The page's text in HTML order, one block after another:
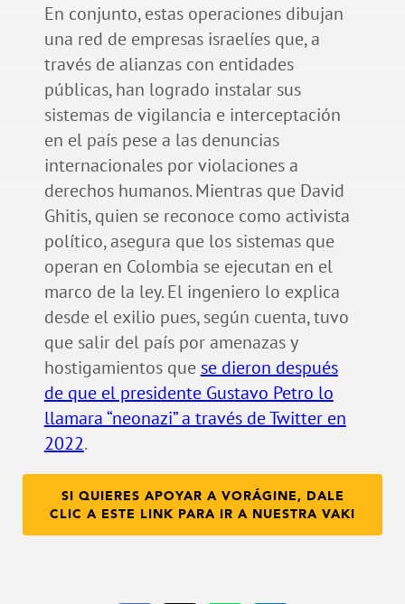
En conjunto, estas operaciones dibujan
una red de empresas israelíes que, a
través de alianzas con entidades
públicas, han logrado instalar sus
sistemas de vigilancia e interceptación
en el país pese a las denuncias
internacionales por violaciones a
derechos humanos. Mientras que David
Ghitis, quien se reconoce como activista
político, asegura que los sistemas que
operan en Colombia se ejecutan en el
marco de la ley. El ingeniero lo explica
desde el exilio pues, según cuenta, tuvo
que salir del país por amenazas y
hostigamientos que se dieron después
de que el presidente Gustavo Petro lo
llamara “neonazi” a través de Twitter en
2022.
SI QUIERES APOYAR A VORÁGINE, DALE
CLIC A ESTE LINK PARA IR A NUESTRA VAKI